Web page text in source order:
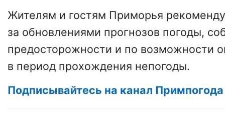
Жителям и гостям Приморья
за обновлениями прогнозов погоды,
предосторожности и по возможности
в период прохождения непогоды.
Подписывайтесь на канал